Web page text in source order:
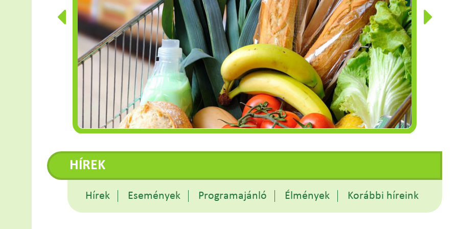
HÍREK
Hírek Események Programajánló Élmények Korábbi híreink